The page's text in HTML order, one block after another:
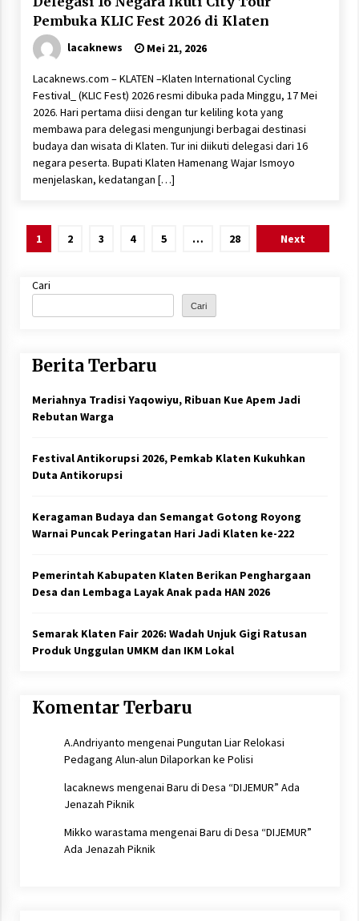
Pembuka KLIC Fest 2026 di Klaten
lacaknews Mei 21, 2026
Lacaknews.com – KLATEN –Klaten International Cycling
Festival_ (KLIC Fest) 2026 resmi dibuka pada Minggu, 17 Mei
2026. Hari pertama diisi dengan tur keliling kota yang
membawa para delegasi mengunjungi berbagai destinasi
budaya dan wisata di Klaten. Tur ini diikuti delegasi dari 16
negara peserta. Bupati Klaten Hamenang Wajar Ismoyo
menjelaskan, kedatangan […]
Paginasi
1 2 3 4 5 … 28 Next
Cari
Cari
Berita Terbaru
Meriahnya Tradisi Yaqowiyu, Ribuan Kue Apem Jadi
Rebutan Warga
Festival Antikorupsi 2026, Pemkab Klaten Kukuhkan
Duta Antikorupsi
Keragaman Budaya dan Semangat Gotong Royong
Warnai Puncak Peringatan Hari Jadi Klaten ke-222
Pemerintah Kabupaten Klaten Berikan Penghargaan
Desa dan Lembaga Layak Anak pada HAN 2026
Semarak Klaten Fair 2026: Wadah Unjuk Gigi Ratusan
Produk Unggulan UMKM dan IKM Lokal
Komentar Terbaru
A.Andriyanto mengenai Pungutan Liar Relokasi
Pedagang Alun-alun Dilaporkan ke Polisi
lacaknews mengenai Baru di Desa “DIJEMUR” Ada
Jenazah Piknik
Mikko warastama mengenai Baru di Desa “DIJEMUR”
Ada Jenazah Piknik